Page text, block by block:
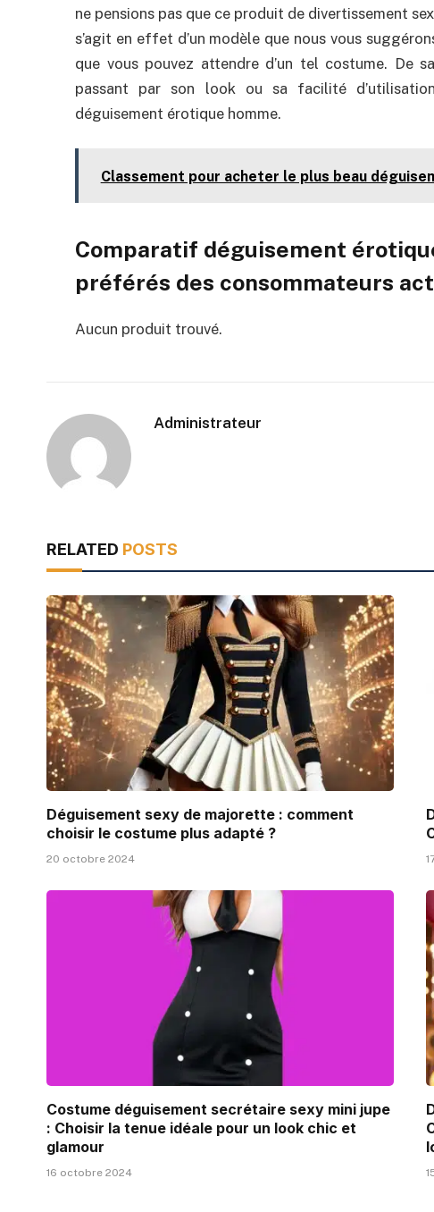
ne pensions pas que ce produit de divertissement
s’agit en effet d’un modèle que nous vous
que vous pouvez attendre d’un tel costume. De
passant par son look ou sa facilité
déguisement érotique homme.
Classement pour acheter le plus beau
Comparatif déguisement
préférés des consommateurs
Aucun produit trouvé.
Administrateur
RELATED POSTS
Déguisement sexy de majorette : comment
choisir le costume plus adapté ?
20 octobre 2024
Costume déguisement secrétaire sexy mini jupe
: Choisir la tenue idéale pour un look chic et
glamour
16 octobre 2024